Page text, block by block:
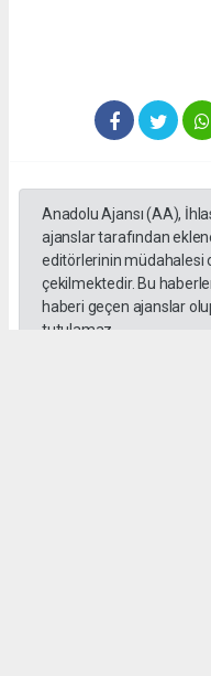
Anadolu Ajansı (AA),
ajanslar tarafından
editörlerinin müdahalesi
çekilmektedir. Bu
haberi geçen ajanslar
tutulamaz.